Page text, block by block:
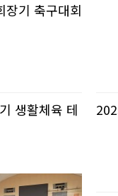
장기 축구대회
생활체육 테